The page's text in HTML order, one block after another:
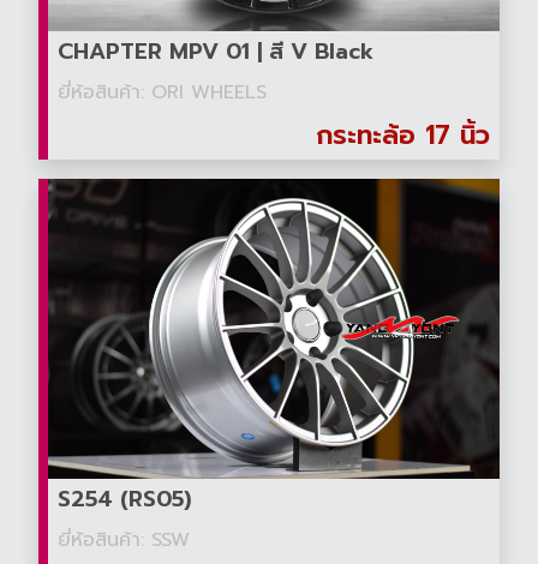
CHAPTER MPV 01 | สี V Black
ยี่ห้อสินค้า: ORI WHEELS
กระทะล้อ 17 นิ้ว
S254 (RS05)
ยี่ห้อสินค้า: SSW